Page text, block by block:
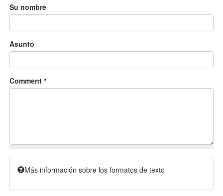
Su nombre
Asunto
Comment *
Más información sobre los formatos de texto